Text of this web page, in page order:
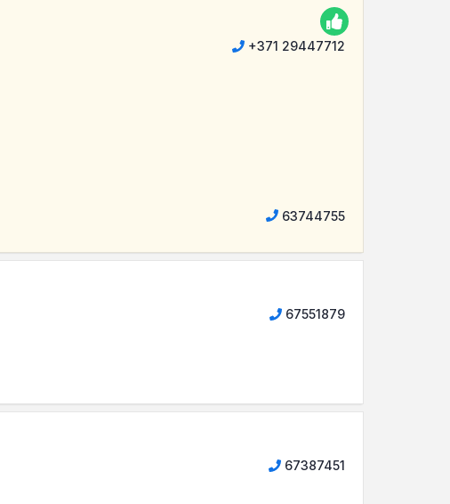
+371 29447712
63744755
67551879
67387451